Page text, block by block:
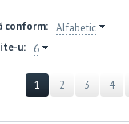
conform: Alfabetic
u:
6
1 2 3 4